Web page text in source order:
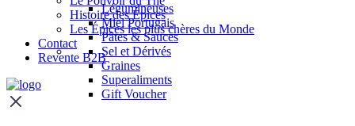
Légumineuses
Miel Portugais
Pâtes & Sauces
Sel et Dérivés
Graines
Superaliments
Gift Voucher
Histoire des Épices
Les Épices les plus chères du Monde
Contact
Revente B2B